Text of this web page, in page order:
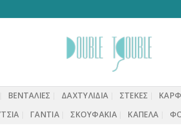
ΒΕΝΤΆΛΙΕΣ ΔΑΧΤΥΛΙΔΙΑ ΣΤΈΚΕΣ
ΓΆΝΤΙΑ ΣΚΟΥΦΆΚΙΑ ΚΑΠΈΛΑ